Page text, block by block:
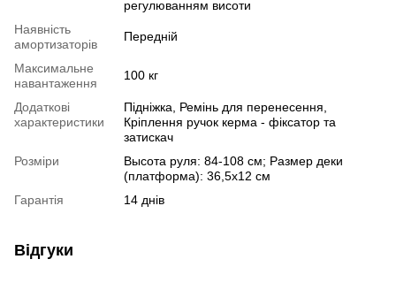
регулюванням висоти
Наявність
амортизаторів
Передній
Максимальне
навантаження
100 кг
Додаткові
характеристики
Підніжка, Ремінь для перенесення,
Кріплення ручок керма - фіксатор та
затискач
Розміри
Высота руля: 84-108 см; Размер деки
(платформа): 36,5х12 см
Гарантія
14 днів
Відгуки